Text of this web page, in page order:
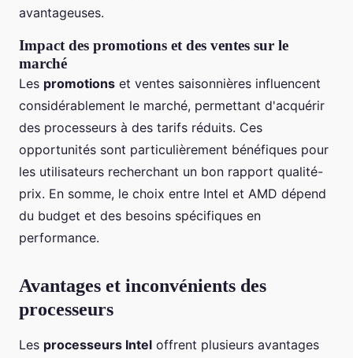
avantageuses.
Impact des promotions et des ventes sur le
marché
Les promotions et ventes saisonnières influencent
considérablement le marché, permettant d'acquérir
des processeurs à des tarifs réduits. Ces
opportunités sont particulièrement bénéfiques pour
les utilisateurs recherchant un bon rapport qualité-
prix. En somme, le choix entre Intel et AMD dépend
du budget et des besoins spécifiques en
performance.
Avantages et inconvénients des
processeurs
Les processeurs Intel offrent plusieurs avantages